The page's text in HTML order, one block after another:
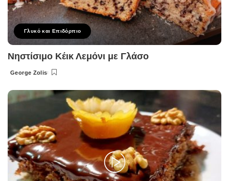
Γλυκό και Επιδόρπιο
Νηστίσιμο Κέικ Λεμόνι με Γλάσο
Posted
George Zolis